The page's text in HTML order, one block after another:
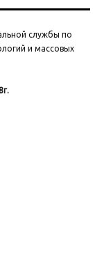
службы по
и массовых